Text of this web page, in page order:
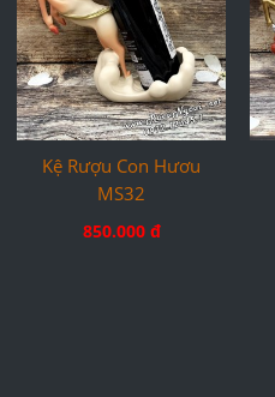
Kệ Rượu Con Hươu
MS32
850.000 đ